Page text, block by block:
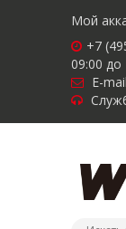
Мой
+7
09:00 до
E-